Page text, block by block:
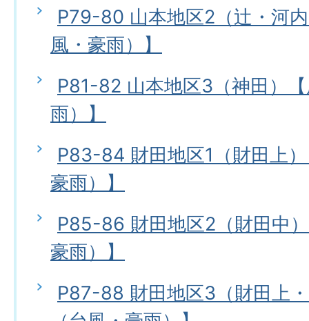
P79-80 山本地区2（辻・河
風・豪雨）】
P81-82 山本地区3（神田）
雨）】
P83-84 財田地区1（財田上
豪雨）】
P85-86 財田地区2（財田中
豪雨）】
P87-88 財田地区3（財田上